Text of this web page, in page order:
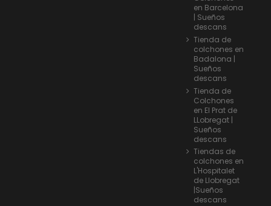
en Barcelona
| Sueños
descans
Tienda de
colchones en
Badalona |
Sueños
descans
Tienda de
Colchones
en El Prat de
LLobregat |
Sueños
descans
Tiendas de
colchones en
L'Hospitalet
de Llobregat
|Sueños
descans